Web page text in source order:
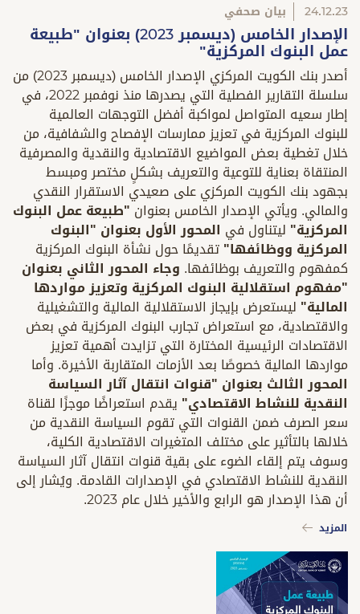
24.12.23
بيان صحفي
الإصدار الخامس (ديسمبر 2023) بعنوان "طبيعة
عمل البنوك المركزية"
أصدر بنك الكويت المركزي الإصدار الخامس (ديسمبر 2023) من
سلسلة التقارير الفصلية التي يصدرها منذ نوفمبر 2022، في
إطار سعيه المتواصل لمواكبة أفضل التوجهات العالمية
للبنوك المركزية في تعزيز ممارسات الإفصاح والشفافية، من
خلال تغطية بعض المواضيع الاقتصادية والنقدية والمصرفية
المنتقاة بعناية للتوعية والتعريف بشكلٍ مختصر ومبسط
بجهود بنك الكويت المركزي على صعيدي الاستقرار النقدي
والمالي. ويأتي الإصدار الخامس بعنوان "طبيعة عمل البنوك
المركزية" ليتناول في المحور الأول بعنوان "البنوك
المركزية ووظائفها"تقديمًا حول نشأة البنوك المركزية
كمفهوم والتعريف بوظائفها. وجاء المحور الثاني بعنوان
"مفهوم استقلالية البنوك المركزية وتعزيز مواردها
المالية" ليستعرض بإيجاز الاستقلالية المالية والتشغيلية
والاقتصادية، مع استعراض تجارب البنوك المركزية في بعض
الاقتصادات الرئيسية المختارة التي تزايدت أهمية تعزيز
مواردها المالية خصوصًا بعد الأزمات المتقاربة الأخيرة. وأما
المحور الثالث بعنوان "قنوات انتقال آثار السياسة
النقدية للنشاط الاقتصادي" يقدم استعراضًا موجزًا لقناة
سعر الصرف ضمن القنوات التي تقوم السياسة النقدية من
خلالها بالتأثير على مختلف المتغيرات الاقتصادية الكلية،
وسوف يتم إلقاء الضوء على بقية قنوات انتقال آثار السياسة
النقدية للنشاط الاقتصادي في الإصدارات القادمة. ويُشار إلى
أن هذا الإصدار هو الرابع والأخير خلال عام 2023.
المزيد